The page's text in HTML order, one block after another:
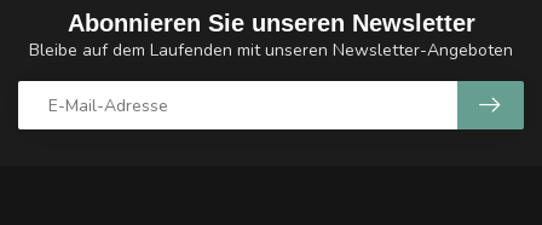
Abonnieren Sie unseren Newsletter
Bleibe auf dem Laufenden mit unseren Newsletter-Angeboten